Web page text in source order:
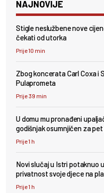
NAJNOVIJE
Stigle neslužbene nove
čekati od utorka
Prije 10 min
Zbog koncerata Carl Coxa i
Pulaprometa
Prije 39 min
U domu mu pronađeni
godišnjak osumnjičen za
Prije 1 h
Novi slučaj u Istri
privatnost svoje djece na
Prije 1 h